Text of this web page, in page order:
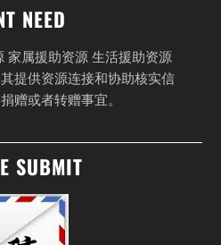
NEED
家属援助资源 生活援助资源
提供资源连接和协助核实信
赠或者转赠事宜。
SUBMIT